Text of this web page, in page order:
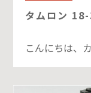
タムロン
こんにちは、